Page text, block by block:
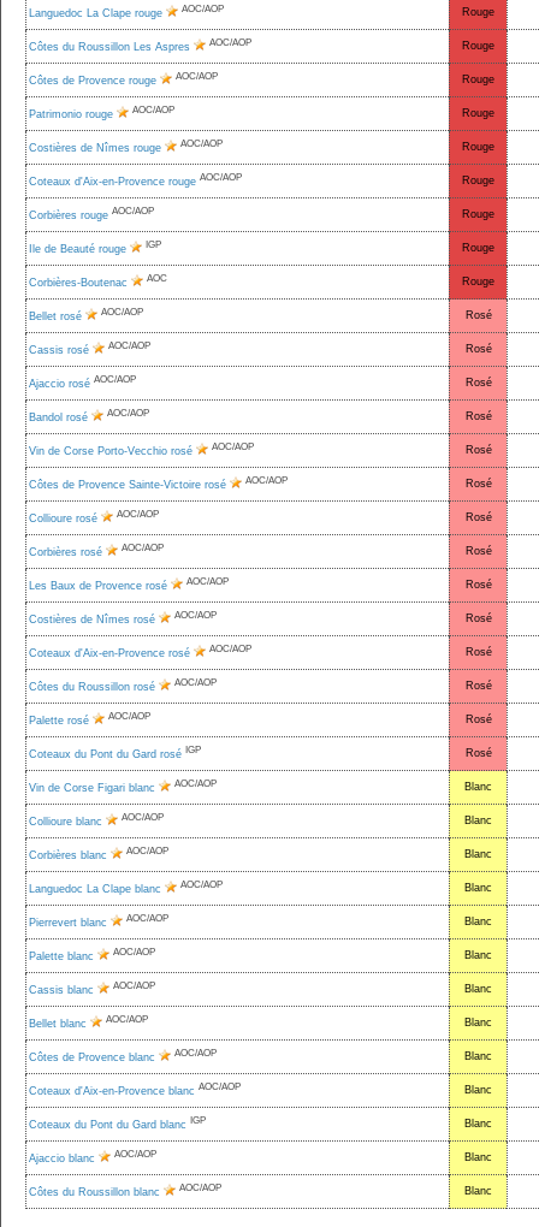
Languedoc La Clape rouge AOC/AOP Rouge
Côtes du Roussillon Les Aspres AOC/AOP Rouge
Côtes de Provence rouge AOC/AOP Rouge
Patrimonio rouge AOC/AOP Rouge
Costières de Nîmes rouge AOC/AOP Rouge
Coteaux d'Aix-en-Provence rouge AOC/AOP Rouge
Corbières rouge AOC/AOP Rouge
Ile de Beauté rouge IGP Rouge
Corbières-Boutenac AOC Rouge
Bellet rosé AOC/AOP Rosé
Cassis rosé AOC/AOP Rosé
Ajaccio rosé AOC/AOP Rosé
Bandol rosé AOC/AOP Rosé
Vin de Corse Porto-Vecchio rosé AOC/AOP Rosé
Côtes de Provence Sainte-Victoire rosé AOC/AOP Rosé
Collioure rosé AOC/AOP Rosé
Corbières rosé AOC/AOP Rosé
Les Baux de Provence rosé AOC/AOP Rosé
Costières de Nîmes rosé AOC/AOP Rosé
Coteaux d'Aix-en-Provence rosé AOC/AOP Rosé
Côtes du Roussillon rosé AOC/AOP Rosé
Palette rosé AOC/AOP Rosé
Coteaux du Pont du Gard rosé IGP Rosé
Vin de Corse Figari blanc AOC/AOP Blanc
Collioure blanc AOC/AOP Blanc
Corbières blanc AOC/AOP Blanc
Languedoc La Clape blanc AOC/AOP Blanc
Pierrevert blanc AOC/AOP Blanc
Palette blanc AOC/AOP Blanc
Cassis blanc AOC/AOP Blanc
Bellet blanc AOC/AOP Blanc
Côtes de Provence blanc AOC/AOP Blanc
Coteaux d'Aix-en-Provence blanc AOC/AOP Blanc
Coteaux du Pont du Gard blanc IGP Blanc
Ajaccio blanc AOC/AOP Blanc
Côtes du Roussillon blanc AOC/AOP Blanc